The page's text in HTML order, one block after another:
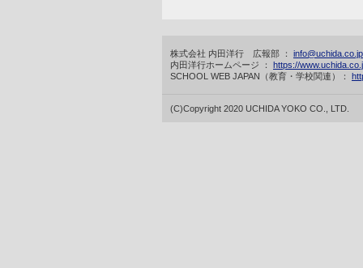
株式会社 内田洋行 広報部 ： info@uchida.co.jp
内田洋行ホームページ ： https://
SCHOOL WEB JAPAN（教育・学校関連）：
(C)Copyright 2020 UCHIDA YOKO CO., LTD.